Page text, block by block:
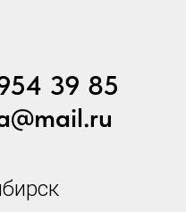
39 85